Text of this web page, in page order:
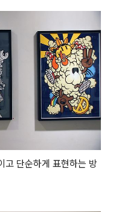
고 단순하게 표현하는 방